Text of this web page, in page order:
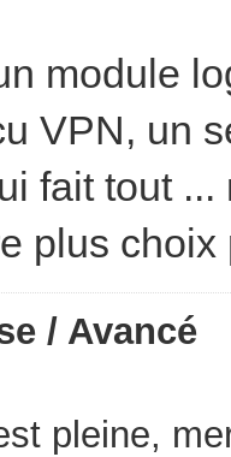
module
VPN, un
fait tout
plus choix
/ Avancé
pleine,